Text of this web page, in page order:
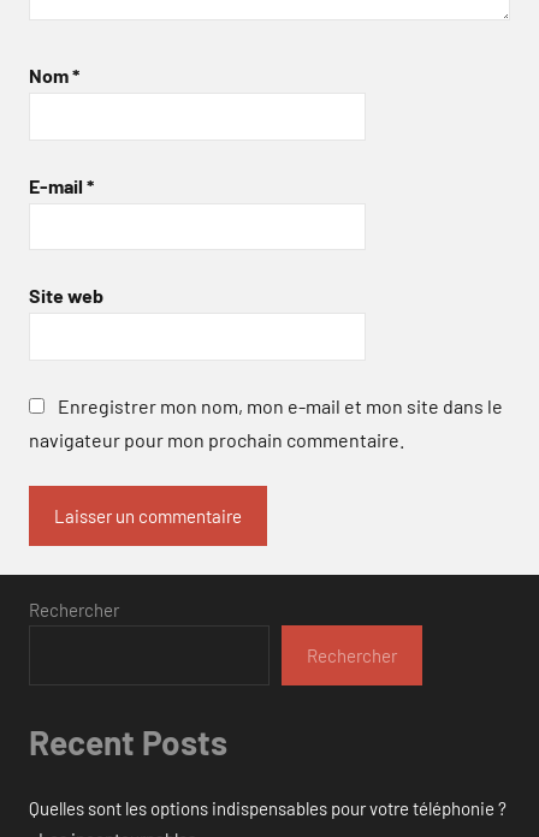
Nom*
E-mail *
Site web
Enregistrer mon nom, mon e-mail et mon site dans le
navigateur pour mon prochain commentaire.
Rechercher
Rechercher
Recent Posts
Quelles sont les options indispensables pour votre téléphonie ?